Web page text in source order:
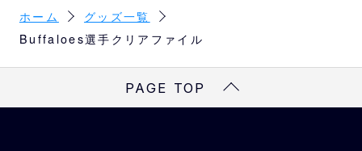
ホーム
グッズ一覧
Buffaloes選手クリアファイル
PAGE TOP